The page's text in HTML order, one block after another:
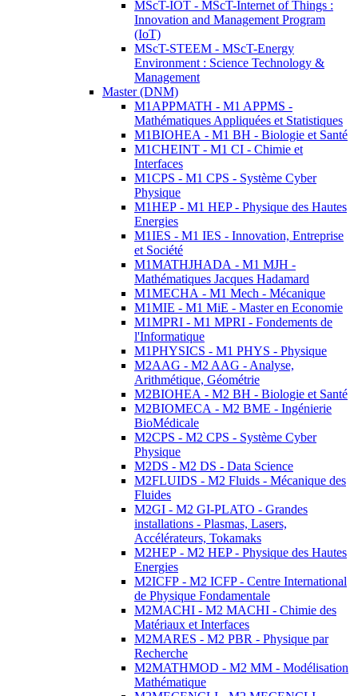
MScT-IOT - MScT-Internet of Things :
Innovation and Management Program
(IoT)
MScT-STEEM - MScT-Energy
Environment : Science Technology &
Management
Master (DNM)
M1APPMATH - M1 APPMS -
Mathématiques Appliquées et Statistiques
M1BIOHEA - M1 BH - Biologie et Santé
M1CHEINT - M1 CI - Chimie et
Interfaces
M1CPS - M1 CPS - Système Cyber
Physique
M1HEP - M1 HEP - Physique des Hautes
Energies
M1IES - M1 IES - Innovation, Entreprise
et Société
M1MATHJHADA - M1 MJH -
Mathématiques Jacques Hadamard
M1MECHA - M1 Mech - Mécanique
M1MIE - M1 MiE - Master en Economie
M1MPRI - M1 MPRI - Fondements de
l'Informatique
M1PHYSICS - M1 PHYS - Physique
M2AAG - M2 AAG - Analyse,
Arithmétique, Géométrie
M2BIOHEA - M2 BH - Biologie et Santé
M2BIOMECA - M2 BME - Ingénierie
BioMédicale
M2CPS - M2 CPS - Système Cyber
Physique
M2DS - M2 DS - Data Science
M2FLUIDS - M2 Fluids - Mécanique des
Fluides
M2GI - M2 GI-PLATO - Grandes
installations - Plasmas, Lasers,
Accélérateurs, Tokamaks
M2HEP - M2 HEP - Physique des Hautes
Energies
M2ICFP - M2 ICFP - Centre International
de Physique Fondamentale
M2MACHI - M2 MACHI - Chimie des
Matériaux et Interfaces
M2MARES - M2 PBR - Physique par
Recherche
M2MATHMOD - M2 MM - Modélisation
Mathématique